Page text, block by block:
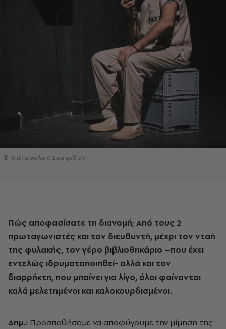
© Πάτροκλος Σκαφίδας
Πώς αποφασίσατε τη διανομή; Από τους 2
πρωταγωνιστές και τον διευθυντή, μέχρι τον νταή
της φυλακής, τον γέρο βιβλιοθηκάριο –που έχει
εντελώς ιδρυματοποιηθεί- αλλά και τον
διαρρήκτη, που μπαίνει για λίγο, όλοι φαίνονται
καλά μελετημένοι και καλοκουρδισμένοι.
Δημ.: Προσπαθήσαμε να αποφύγουμε την μίμηση της